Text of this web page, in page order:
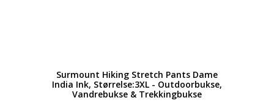
Surmount Hiking Stretch Pants Dame
India Ink, Størrelse:3XL - Outdoorbukse,
Vandrebukse & Trekkingbukse